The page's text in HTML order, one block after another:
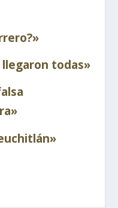
todas»